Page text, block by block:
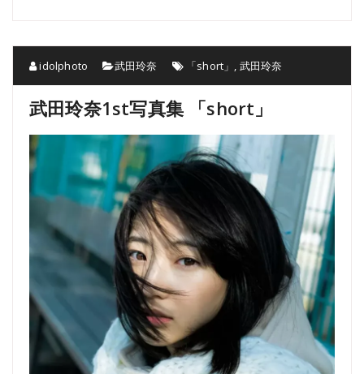
idolphoto 武田玲奈 「short」 , 武田玲奈
武田玲奈1st写真集 「short」